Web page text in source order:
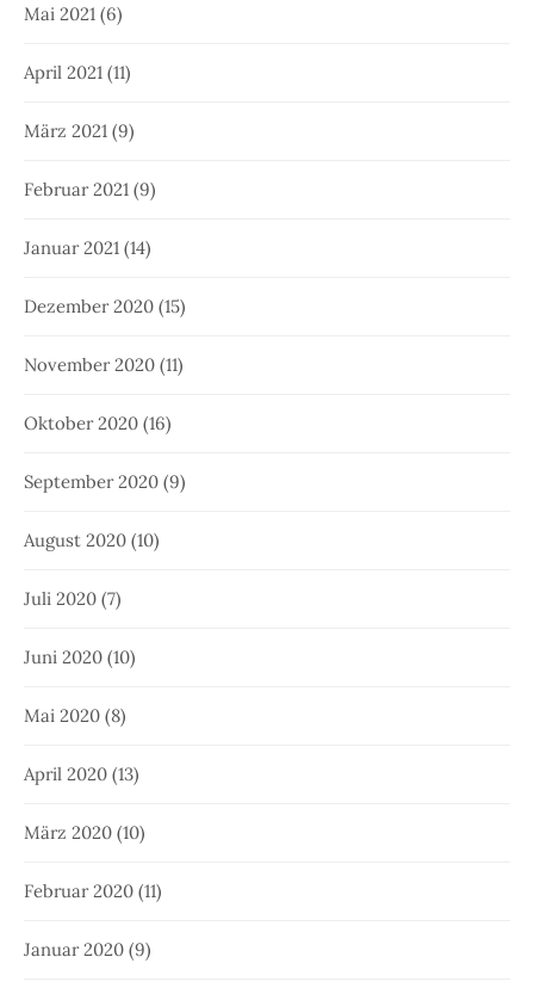
Mai 2021 (6)
April 2021 (11)
März 2021 (9)
Februar 2021 (9)
Januar 2021 (14)
Dezember 2020 (15)
November 2020 (11)
Oktober 2020 (16)
September 2020 (9)
August 2020 (10)
Juli 2020 (7)
Juni 2020 (10)
Mai 2020 (8)
April 2020 (13)
März 2020 (10)
Februar 2020 (11)
Januar 2020 (9)